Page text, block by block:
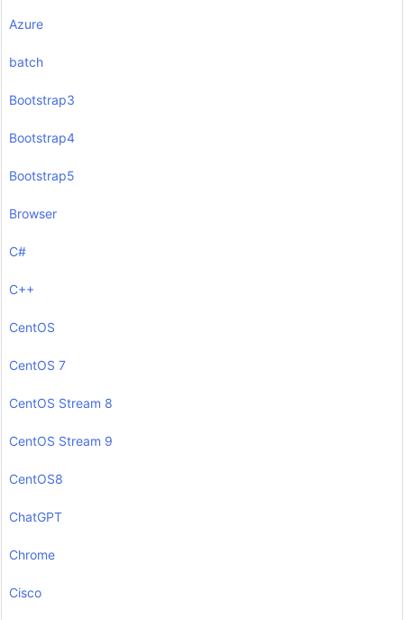
Azure
batch
Bootstrap3
Bootstrap4
Bootstrap5
Browser
C#
C++
CentOS
CentOS 7
CentOS Stream 8
CentOS Stream 9
CentOS8
ChatGPT
Chrome
Cisco